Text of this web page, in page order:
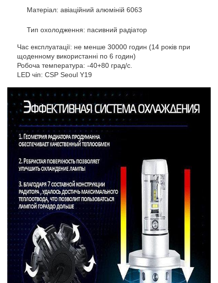
Матеріал: авіаційний алюміній 6063
Тип охолодження: пасивний радіатор
Час експлуатації: не менше 30000 годин (14 років при
щоденному використанні по 6 годин)
Робоча температура: -40+80 град/с.
LED чіп: CSP Seoul Y19